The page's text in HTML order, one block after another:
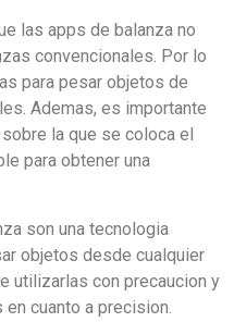
las apps de balanza no
convencionales. Por lo
para pesar objetos de
Ademas, es importante
la que se coloca el
para obtener una
son una tecnologia
objetos desde cualquier
utilizarlas con precaucion y
cuanto a precision.